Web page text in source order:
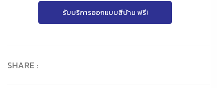
รับบริการออกแบบสีบ้าน ฟรี!
SHARE :